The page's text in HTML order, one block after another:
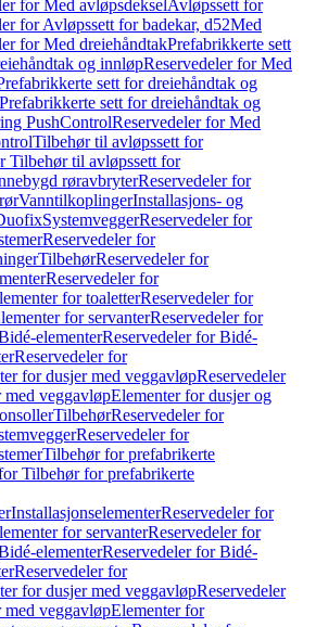
for Med avløpsdekselAvløpssett for
for Avløpssett for badekar, d52Med
for Med dreiehåndtakPrefabrikkerte sett
og innløpReservedeler for Med
sett for dreiehåndtak og
sett for dreiehåndtak og
PushControlReservedeler for Med
Tilbehør til avløpssett for
Tilbehør til avløpssett for
røravbryterReservedeler for
VanntilkoplingerInstallasjons- og
SystemveggerReservedeler for
Reservedeler for
TilbehørReservedeler for
Reservedeler for
for toaletterReservedeler for
for servanterReservedeler for
elementerReservedeler for Bidé-
Reservedeler for
for dusjer med veggavløpReservedeler
veggavløpElementer for dusjer og
TilbehørReservedeler for
Reservedeler for
Tilbehør for prefabrikerte
Tilbehør for prefabrikerte
InstallasjonselementerReservedeler for
for servanterReservedeler for
elementerReservedeler for Bidé-
Reservedeler for
for dusjer med veggavløpReservedeler
veggavløpElementer for